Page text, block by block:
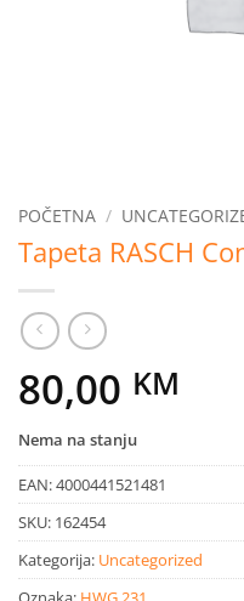
POČETNA /
Tapeta RASCH
80,00 KM
Nema na stanju
EAN:4000441521481
SKU: 162454
Kategorija: Uncategorized